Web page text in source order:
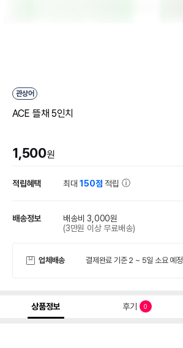
관상어
ACE 뜰채 5인치
1,500원
적립혜택 최대150점 적립
배송정보
배송비 3,000원
(3만원 이상 무료배송)
업체배송 결제완료 기준 2 ~ 5일 소요 예정
상품정보 후기 0